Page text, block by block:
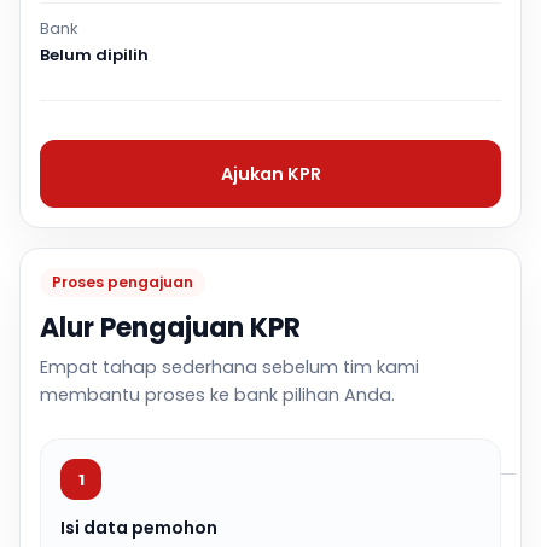
Proses pengajuan
Alur Pengajuan KPR
Empat tahap sederhana sebelum tim kami
membantu proses ke bank pilihan Anda.
1
Isi data pemohon
Bank
Belum dipilih
Ajukan KPR